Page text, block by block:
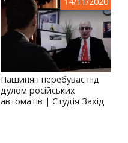
Пашинян перебуває під
дулом російських
автоматів | Студія Захід